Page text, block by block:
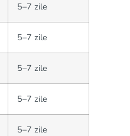
5–7 zile
5–7 zile
5–7 zile
5–7 zile
5–7 zile